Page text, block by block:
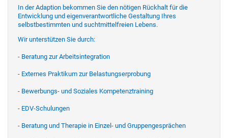
In der Adaption bekommen Sie den nötigen Rückhalt für die
Entwicklung und eigenverantwortliche Gestaltung Ihres
selbstbestimmten und suchtmittelfreien Lebens.
Wir unterstützen Sie durch:
- Beratung zur Arbeitsintegration
- Externes Praktikum zur Belastungserprobung
- Bewerbungs- und Soziales Kompetenztraining
- EDV-Schulungen
- Beratung und Therapie in Einzel- und Gruppengesprächen